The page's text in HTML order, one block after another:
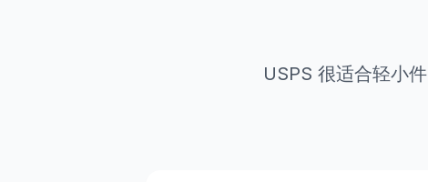
USPS 很适合轻小